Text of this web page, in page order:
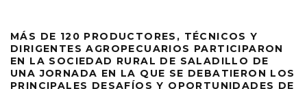
MÁS DE 120 PRODUCTORES, TÉCNICOS Y
DIRIGENTES AGROPECUARIOS PARTICIPARON
EN LA SOCIEDAD RURAL DE SALADILLO DE
UNA JORNADA EN LA QUE SE DEBATIERON LOS
PRINCIPALES DESAFÍOS Y OPORTUNIDADES DE